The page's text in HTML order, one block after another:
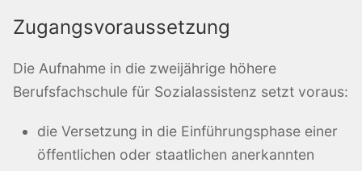
Zugangsvoraussetzung
Die Aufnahme in die zweijährige höhere
Berufsfachschule für Sozialassistenz setzt voraus:
die Versetzung in die Einführungsphase einer
öffentlichen oder staatlichen anerkannten